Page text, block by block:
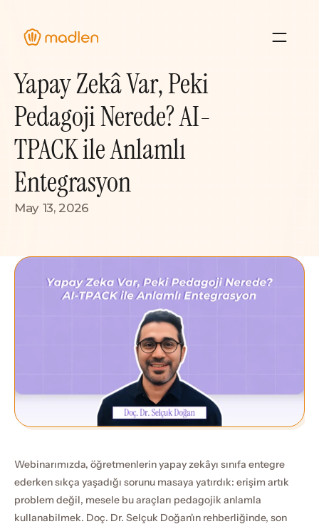
About Us
Blog
Case Studies
Resource Hub
Yapay Zekâ Var, Peki
Pedagoji Nerede? AI-
TPACK ile Anlamlı
Entegrasyon
May 13, 2026
Webinarımızda, öğretmenlerin yapay zekâyı sınıfa entegre
ederken sıkça yaşadığı sorunu masaya yatırdık: erişim artık
problem değil, mesele bu araçları pedagojik anlamla
kullanabilmek. Doç. Dr. Selçuk Doğan'ın rehberliğinde, son